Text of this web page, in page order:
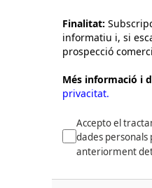
Finalitat:
informatiu i, si
prospecció
Més informació i
privacitat.
Accepto el
dades
anteriorment